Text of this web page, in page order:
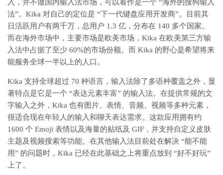
入，并不做国内输入法市场，可以看作是一个 “海外的搜狗输入
法”。Kika 对自己的定位是 “下一代键盘应用开发商”。目前其
日活跃用户有两千万，总用户 1.3 亿，分布在 140 多个国家。
而在海外市场中，主要市场是欧美市场，Kika 在欧美第三方输
入法中占据了至少 60%的市场份额。而 Kika 的野心是希望将来
能服务全球一半以上的人口。
Kika 支持全球超过 70 种语言，输入法除了多语种覆盖之外，显
著特点是它是一个 “表达元素丰富” 的输入法。在提供常规的文
字输入之外，Kika 也有图片、表情、音频、视频等多种元素，
很适合现在年轻人的输入和聊天表达需求。这款应用拥有约
1600 个 Emoji 表情以及海量的贴纸及 GIF，并支持自定义皮肤
主题及视频搜索等功能。在其他输入法目前处在解决 “能不能
用” 的问题时，Kika 已经在此基础之上将重点放到 “好不好玩”
上了。